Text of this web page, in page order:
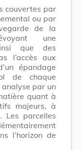
couvertes par
ou par
de la
une
que des
l’accès aux
épandage
de chaque
analyse par un
quant à
majeurs, à
Les parcelles
l’horizon de